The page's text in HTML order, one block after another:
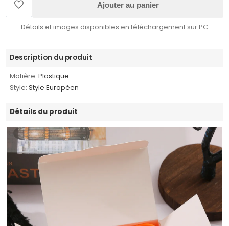
Ajouter au panier
Détails et images disponibles en téléchargement sur PC
Description du produit
Matière: Plastique
Style: Style Européen
Détails du produit